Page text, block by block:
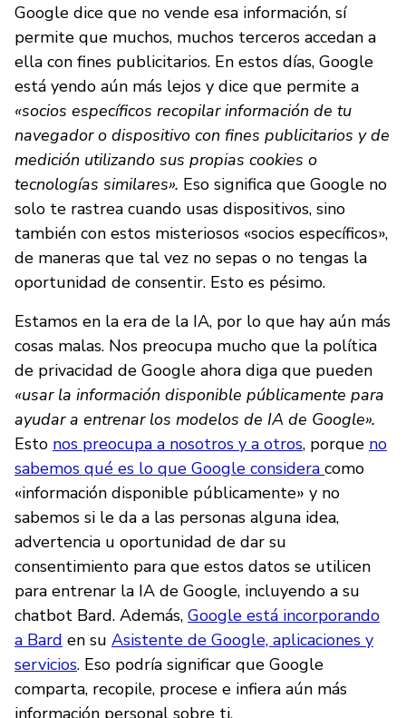
Google dice que no vende esa información, sí
permite que muchos, muchos terceros accedan a
ella con fines publicitarios. En estos días, Google
está yendo aún más lejos y dice que permite a
«socios específicos recopilar información de tu
navegador o dispositivo con fines publicitarios y de
medición utilizando sus propias cookies o
tecnologías similares». Eso significa que Google no
solo te rastrea cuando usas dispositivos, sino
también con estos misteriosos «socios específicos»,
de maneras que tal vez no sepas o no tengas la
oportunidad de consentir. Esto es pésimo.
Estamos en la era de la IA, por lo que hay aún más
cosas malas. Nos preocupa mucho que la política
de privacidad de Google ahora diga que pueden
«usar la información disponible públicamente para
ayudar a entrenar los modelos de IA de Google».
Esto nos preocupa a nosotros y a otros, porque no
sabemos qué es lo que Google considera como
«información disponible públicamente» y no
sabemos si le da a las personas alguna idea,
advertencia u oportunidad de dar su
consentimiento para que estos datos se utilicen
para entrenar la IA de Google, incluyendo a su
chatbot Bard. Además, Google está incorporando
a Bard en su Asistente de Google, aplicaciones y
servicios. Eso podría significar que Google
comparta, recopile, procese e infiera aún más
información personal sobre ti.